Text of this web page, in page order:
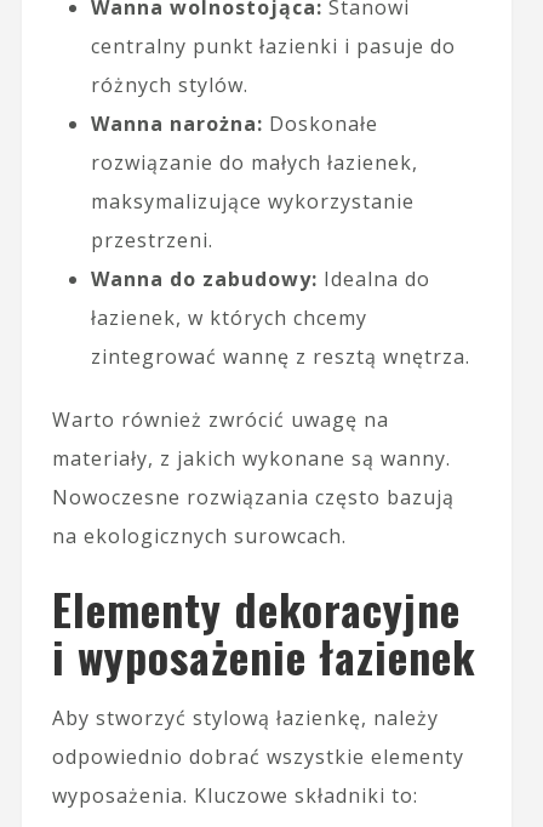
Wanna wolnostojąca: Stanowi
centralny punkt łazienki i pasuje do
różnych stylów.
Wanna narożna: Doskonałe
rozwiązanie do małych łazienek,
maksymalizujące wykorzystanie
przestrzeni.
Wanna do zabudowy: Idealna do
łazienek, w których chcemy
zintegrować wannę z resztą wnętrza.
Warto również zwrócić uwagę na
materiały, z jakich wykonane są wanny.
Nowoczesne rozwiązania często bazują
na ekologicznych surowcach.
Elementy dekoracyjne
i wyposażenie łazienek
Aby stworzyć stylową łazienkę, należy
odpowiednio dobrać wszystkie elementy
wyposażenia. Kluczowe składniki to: